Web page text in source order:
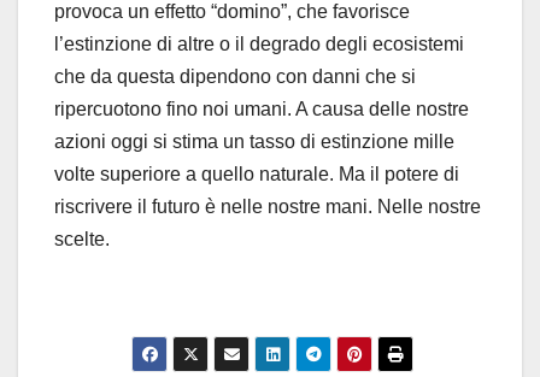
provoca un effetto “domino”, che favorisce
l’estinzione di altre o il degrado degli ecosistemi
che da questa dipendono con danni che si
ripercuotono fino noi umani. A causa delle nostre
azioni oggi si stima un tasso di estinzione mille
volte superiore a quello naturale. Ma il potere di
riscrivere il futuro è nelle nostre mani. Nelle nostre
scelte.